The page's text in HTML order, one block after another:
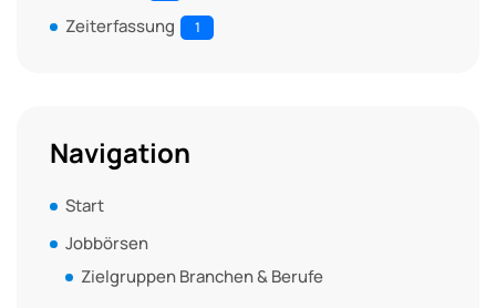
Zeiterfassung 1
Navigation
Start
Jobbörsen
Zielgruppen Branchen & Berufe